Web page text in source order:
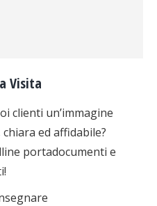
Visita
clienti un’immagine
ed affidabile?
portadocumenti e